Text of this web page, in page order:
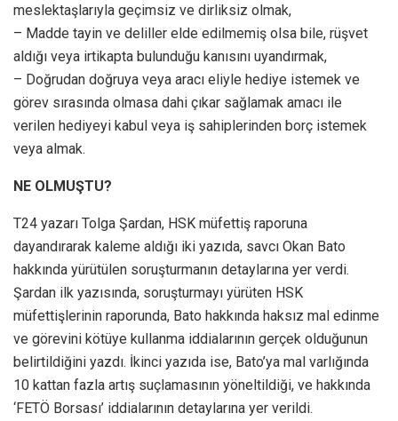
meslektaşlarıyla geçimsiz ve dirliksiz olmak,
– Madde tayin ve deliller elde edilmemiş olsa bile, rüşvet
aldığı veya irtikapta bulunduğu kanısını uyandırmak,
– Doğrudan doğruya veya aracı eliyle hediye istemek ve
görev sırasında olmasa dahi çıkar sağlamak amacı ile
verilen hediyeyi kabul veya iş sahiplerinden borç istemek
veya almak.
NE OLMUŞTU?
T24 yazarı Tolga Şardan, HSK müfettiş raporuna
dayandırarak kaleme aldığı iki yazıda, savcı Okan Bato
hakkında yürütülen soruşturmanın detaylarına yer verdi.
Şardan ilk yazısında, soruşturmayı yürüten HSK
müfettişlerinin raporunda, Bato hakkında haksız mal edinme
ve görevini kötüye kullanma iddialarının gerçek olduğunun
belirtildiğini yazdı. İkinci yazıda ise, Bato’ya mal varlığında
10 kattan fazla artış suçlamasının yöneltildiği, ve hakkında
‘FETÖ Borsası’ iddialarının detaylarına yer verildi.